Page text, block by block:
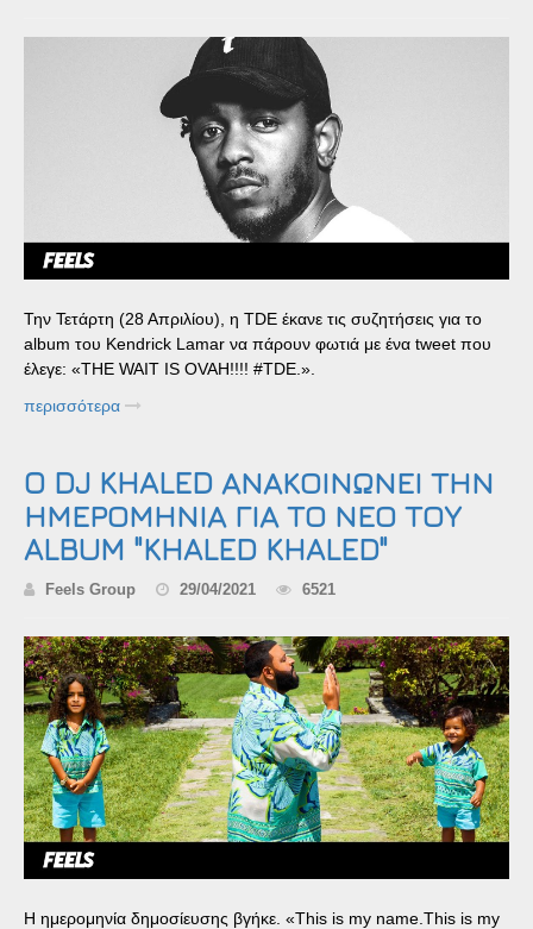
Την Τετάρτη (28 Απριλίου), η TDE έκανε τις συζητήσεις για το
album του Kendrick Lamar να πάρουν φωτιά με ένα tweet που
έλεγε: «THE WAIT IS OVAH!!!! #TDE. ».
περισσότερα
O DJ KHALED ΑΝΑΚΟΙΝΩΝΕΙ ΤΗΝ
ΗΜΕΡΟΜΗΝΙΑ ΓΙΑ ΤΟ ΝΕΟ ΤΟΥ
ALBUM "KHALED KHALED"
Feels Group 29/04/2021 6521
Η ημερομηνία δημοσίευσης βγήκε. «This is my name.This is my